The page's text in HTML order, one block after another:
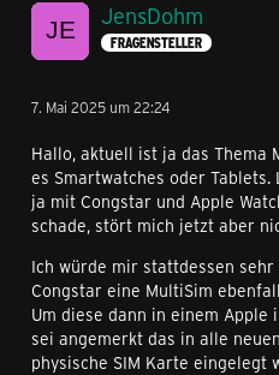
JensDohm
FRAGENSTELLER
7. Mai 2025 um 22:24
Hallo, aktuell ist ja das Thema
es Smartwatches oder
ja mit Congstar und Apple
schade, stört mich jetzt aber
Ich würde mir stattdessen
Congstar eine MultiSim
Um diese dann in einem Apple
sei angemerkt das in alle
physische SIM Karte eingelegt